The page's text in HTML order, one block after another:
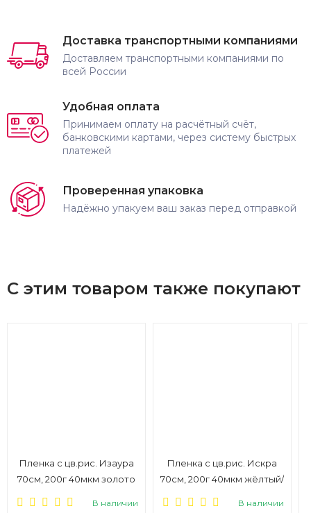
Доставка транспортными компаниями
Доставляем транспортными компаниями по
всей России
Удобная оплата
Принимаем оплату на расчётный счёт,
банковскими картами, через систему быстрых
платежей
Проверенная упаковка
Надёжно упакуем ваш заказ перед отправкой
С этим товаром также покупают
Пленка с цв.рис. Изаура
70см, 200г 40мкм золото
В наличии
Пленка с цв.рис. Искра
70см, 200г 40мкм жёлтый/
В наличии